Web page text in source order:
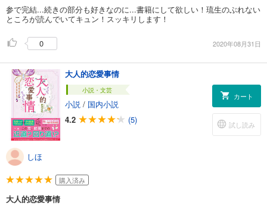
参で完結...続きの部分も好きなのに...書籍にして欲しい！琉生のぶれない
ところが読んでいてキュン！スッキリします！
0 2020年08月31日
大人的恋愛事情
小説・文芸
小説 / 国内小説
4.2
(5)
カート
試し読み
しほ
購入済み
大人的恋愛事情